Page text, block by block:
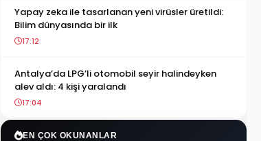
Yapay zeka ile tasarlanan yeni virüsler üretildi:
Bilim dünyasında bir ilk
17:12
Antalya’da LPG’li otomobil seyir halindeyken
alev aldı: 4 kişi yaralandı
17:04
EN ÇOK OKUNANLAR